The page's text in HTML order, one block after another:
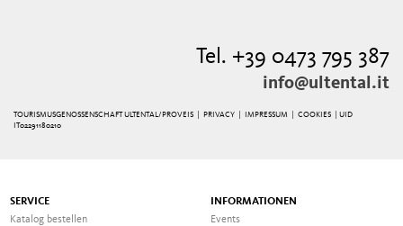
Tel. +39 0473 795 387
info@ultental.it
TOURISMUSGENOSSENSCHAFT ULTENTAL/PROVEIS | PRIVACY IMPRESSUM |COOKIES
| UID
IT02291180210
SERVICE
Katalog bestellen
INFORMATIONEN
Events